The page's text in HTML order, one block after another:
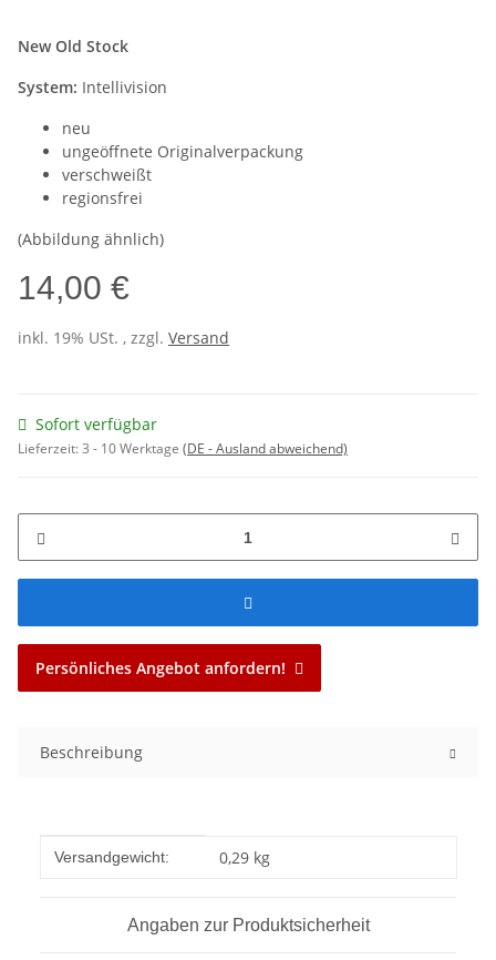
New Old Stock
System: Intellivision
neu
ungeöffnete Originalverpackung
verschweißt
regionsfrei
(Abbildung ähnlich)
14,00 €
inkl. 19% USt. , zzgl. Versand
Sofort verfügbar
Lieferzeit:3 - 10 Werktage (DE - Ausland abweichend)
Persönliches Angebot anfordern!
Beschreibung
Produkteigenschaft
Wert
Versandgewicht: 0,29 kg
Angaben zur Produktsicherheit